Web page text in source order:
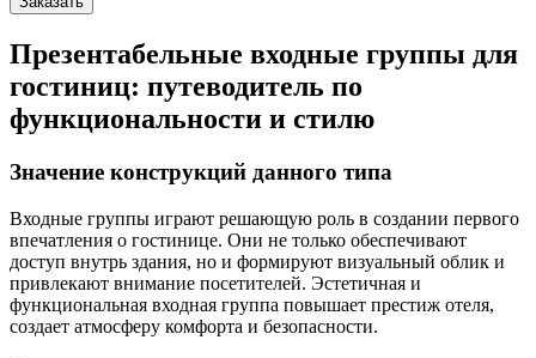
Презентабельные входные группы для
гостиниц: путеводитель по
функциональности и стилю
Значение конструкций данного типа
Входные группы играют решающую роль в создании первого
впечатления о гостинице. Они не только обеспечивают
доступ внутрь здания, но и формируют визуальный облик и
привлекают внимание посетителей. Эстетичная и
функциональная входная группа повышает престиж отеля,
создает атмосферу комфорта и безопасности.